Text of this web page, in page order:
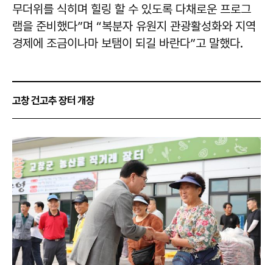
무더위를 식히며 힐링 할 수 있도록 다채로운 프로그
램을 준비했다”며 “복분자 유원지 관광활성화와 지역
경제에 조금이나마 보탬이 되길 바란다”고 말했다.
고창 건고추 장터 개장